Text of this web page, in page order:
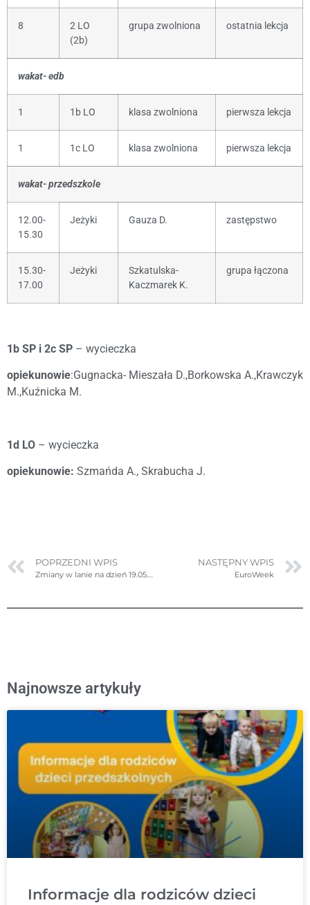
8
2 LO
(2b)
grupa zwolniona ostatnia lekcja
wakat- edb
1 1b LO klasa zwolniona pierwsza lekcja
1 1c LO klasa zwolniona pierwsza lekcja
wakat- przedszkole
12.00-
15.30
Jeżyki Gauza D. zastępstwo
15.30-
17.00
Jeżyki
Szkatulska-
Kaczmarek K.
grupa łączona
1b SP i 2c SP – wycieczka
opiekunowie:Gugnacka- Mieszała D.,Borkowska A.,Krawczyk
M.,Kuźnicka M.
1d LO – wycieczka
opiekunowie: Szmańda A., Skrabucha J.
POPRZEDNI WPIS NASTĘPNY WPIS
EuroWeek
Najnowsze artykuły
Informacje dla rodziców dzieci